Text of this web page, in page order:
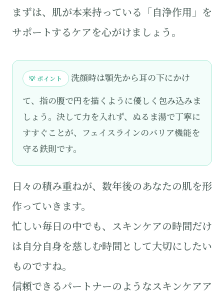
まずは、肌が本来持っている「自浄作用」を
サポートするケアを心がけましょう。
💡 ポイント
洗顔時は顎先から耳の下にかけ
て、指の腹で円を描くように優しく包み込みま
しょう。決して力を入れず、ぬるま湯で丁寧に
すすぐことが、フェイスラインのバリア機能を
守る鉄則です。
日々の積み重ねが、数年後のあなたの肌を形
作っていきます。
忙しい毎日の中でも、スキンケアの時間だけ
は自分自身を慈しむ時間として大切にしたい
ものですね。
信頼できるパートナーのようなスキンケアア